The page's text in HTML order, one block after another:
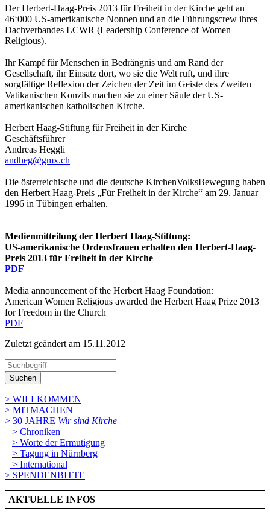
Der Herbert-Haag-Preis 2013 für Freiheit in der Kirche geht an
46‘000 US-amerikanische Nonnen und an die Führungscrew ihres
Dachverbandes LCWR (Leadership Conference of Women
Religious).
Ihr Kampf für Menschen in Bedrängnis und am Rand der
Gesellschaft, ihr Einsatz dort, wo sie die Welt ruft, und ihre
sorgfältige Reflexion der Zeichen der Zeit im Geiste des Zweiten
Vatikanischen Konzils machen sie zu einer Säule der US-
amerikanischen katholischen Kirche.
Herbert Haag-Stiftung für Freiheit in der Kirche
Geschäftsführer
Andreas Heggli
andheg@gmx.ch
Die österreichische und die deutsche KirchenVolksBewegung haben
den Herbert Haag-Preis „Für Freiheit in der Kirche“ am 29. Januar
1996 in Tübingen erhalten.
Medienmitteilung der Herbert Haag-Stiftung:
US-amerikanische Ordensfrauen erhalten den Herbert-Haag-
Preis 2013 für Freiheit in der Kirche
PDF
Media announcement of the Herbert Haag Foundation:
American Women Religious awarded the Herbert Haag Prize 2013
for Freedom in the Church
PDF
Zuletzt geändert am 15­.11.2012
Suchen
> WILLKOMMEN
> MITMACHEN
> 30 JAHRE Wir sind Kirche
> Chroniken
> Worte der Ermutigung
> Tagung in Nürnberg
> International
> SPENDENBITTE
AKTUELLE INFOS